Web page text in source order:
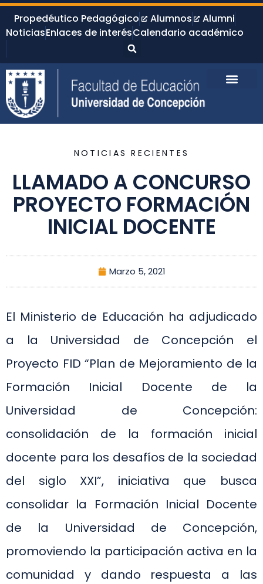
Propedéutico Pedagógico Alumnos
Alumni
NoticiasEnlaces de interésCalendario académico
NOTICIAS RECIENTES
LLAMADO A CONCURSO
PROYECTO FORMACIÓN
INICIAL DOCENTE
Marzo 5, 2021
El Ministerio de Educación ha adjudicado
a la Universidad de Concepción el
Proyecto FID “Plan de Mejoramiento de la
Formación Inicial Docente de la
Universidad de Concepción:
consolidación de la formación inicial
docente para los desafíos de la sociedad
del siglo XXI”, iniciativa que busca
consolidar la Formación Inicial Docente
de la Universidad de Concepción,
promoviendo la participación activa en la
comunidad y dando respuesta a las